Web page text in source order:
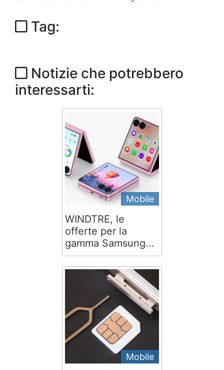
Tag:
Notizie che potrebbero
interessarti:
Mobile
WINDTRE, le
offerte per la
gamma Samsung...
Mobile